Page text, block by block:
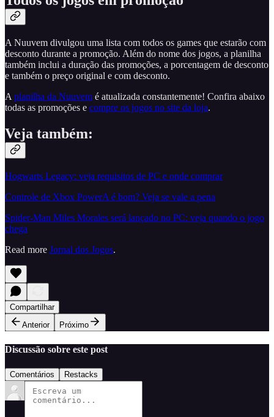
A Nuuvem divulgou uma lista com todos os games que estarão com
desconto durante a promoção. Além do nome dos jogos, a planilha
também inclui a duração das promoções, a porcentagem de desconto
e também o preço original e com desconto.
A planilha da Nuuvem é atualizada constantemente! Confira abaixo
todas as promoções e compre os jogos no site da loja.
Veja também:
Hogwarts Legacy: veja requisitos de PC e onde comprar
Controle de Xbox PowerA é bom? Veja se vale a pena
Spider-Man Miles Morales será lançado no PC: veja quando o jogo
chega
Read more Jornal dos Jogos.
Compartilhar
Anterior
Próximo
Discussão sobre este post
Comentários Restacks